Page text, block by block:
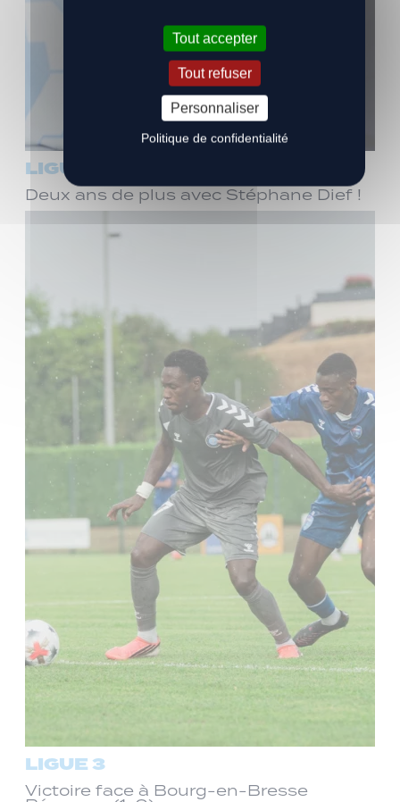
LIGUE 3
Deux ans de plus avec Stéphane Dief !
LIGUE 3
Victoire face à Bourg-en-Bresse
Tout accepter
Tout refuser
Personnaliser
Politique de confidentialité